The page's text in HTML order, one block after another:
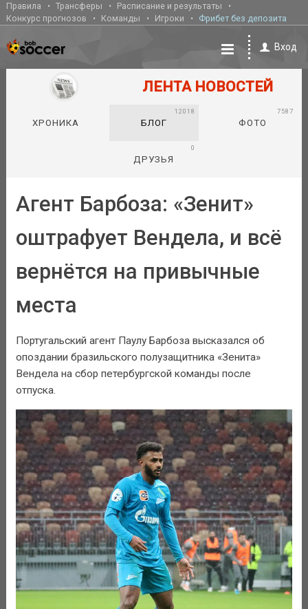
Правила Трансферы
Расписание и результаты
Конкурс прогнозов
Команды Игроки Фрибет без депозита
Вход
ЛЕНТА НОВОСТЕЙ
ХРОНИКА БЛОГ
12018
ФОТО
7587
ДРУЗЬЯ
0
Агент Барбоза: «Зенит»
оштрафует Вендела, и всё
вернётся на привычные
места
Португальский агент Паулу Барбоза высказался об
опоздании бразильского полузащитника «Зенита»
Вендела на сбор петербургской команды после
отпуска.